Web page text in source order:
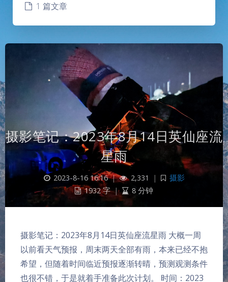
1 篇文章
摄影笔记：2023年8月14日英仙座流
星雨
2023-8-16 16:16 | 2,331 |
摄影
1932 字 | 8 分钟
摄影笔记：2023年8月14日英仙座流星雨 大概一周
以前看天气预报，周末两天全部有雨，本来已经不抱
希望，但随着时间临近预报逐渐转晴，预测观测条件
也很不错，于是就着手准备此次计划。 时间：2023